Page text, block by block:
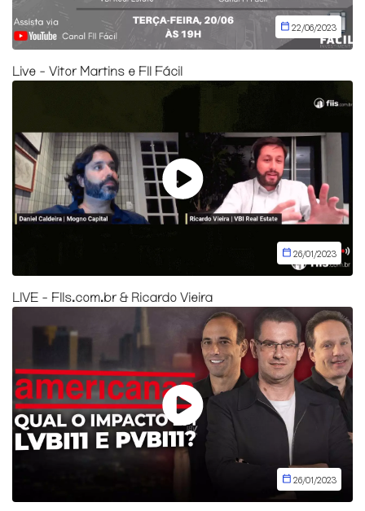
22/06/2023
Live - Vitor Martins e FII Fácil
26/01/2023
LIVE - FIIs.com.br & Ricardo Vieira
26/01/2023